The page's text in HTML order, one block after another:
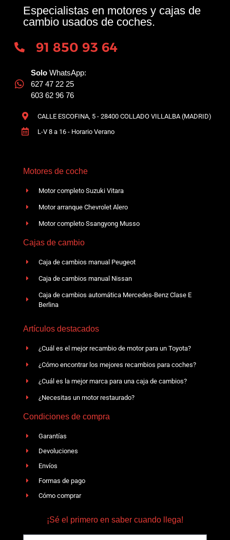
Especialistas en motores y cajas de
cambio usados de coches.
91 850 93 64
Solo WhatsApp:
627 47 22 25
603 62 96 76
CALLE ESCOFINA, 5 - 28400 COLLADO VILLALBA (MADRID)
L-V 8 a 16 - Horario Verano
Motores de coche
Motor completo Suzuki Vitara
Motor arranque Chevrolet Alero
Motor completo Ssangyong Musso
Cajas de cambio
Caja de cambios manual Peugeot
Caja de cambios manual Nissan
Caja de cambios automática Mercedes-Benz Clase E
Berlina
Artículos destacados
¿Cuál es el mejor recambio de motor para un Toyota?
¿Cómo encontrar los mejores recambios para coches?
¿Cuál es la mejor marca para una caja de cambios?
¿Necesitas un motor restaurado?
Condiciones de compra
Garantías
Devoluciones
Envíos
Formas de pago
Cómo comprar
¡Sé el primero en saber cuando llega!